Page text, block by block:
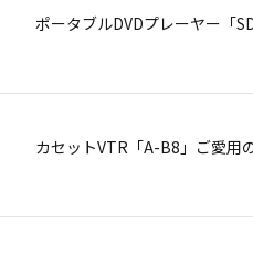
ポータブルDVDプレーヤー「
カセットVTR「A-B8」ご愛用
カラーテレビ28J-Z52ご愛用の
プラズマテレビ「P2500、